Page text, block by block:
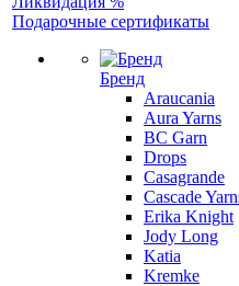
Подарочные сертификаты
Бренд
Araucania
Aura Yarns
BC Garn
Drops
Casagrande
Cascade
Erika Knight
Jody Long
Katia
Kremke